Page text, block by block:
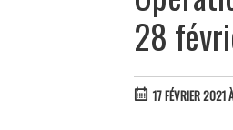
28
17 FÉVRIER 2021